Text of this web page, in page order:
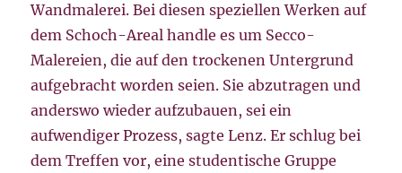
Wandmalerei. Bei diesen speziellen Werken auf
dem Schoch-Areal handle es um Secco-
Malereien, die auf den trockenen Untergrund
aufgebracht worden seien. Sie abzutragen und
anderswo wieder aufzubauen, sei ein
aufwendiger Prozess, sagte Lenz. Er schlug bei
dem Treffen vor, eine studentische Gruppe